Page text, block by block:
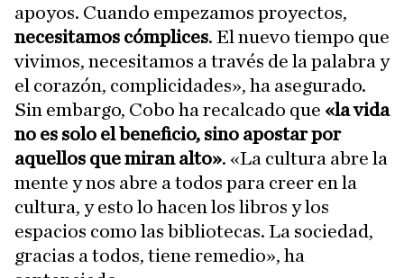
apoyos. Cuando empezamos proyectos,
necesitamos cómplices. El nuevo tiempo que
vivimos, necesitamos a través de la palabra y
el corazón, complicidades», ha asegurado.
Sin embargo, Cobo ha recalcado que «la vida
no es solo el beneficio, sino apostar por
aquellos que miran alto». «La cultura abre la
mente y nos abre a todos para creer en la
cultura, y esto lo hacen los libros y los
espacios como las bibliotecas. La sociedad,
gracias a todos, tiene remedio», ha